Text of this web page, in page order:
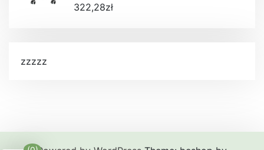
322,28zł
zzzzz